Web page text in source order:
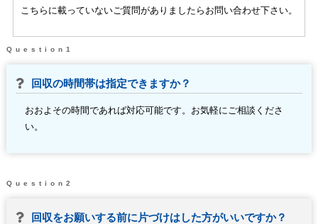
こちらに載っていないご質問がありましたらお問い合わせ下さい。
Question1
回収の時間帯は指定できますか？
おおよその時間であれば対応可能です。お気軽にご相談くださ
い。
Question2
回収をお願いする前に片づけはした方がいいですか？